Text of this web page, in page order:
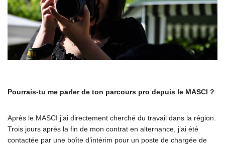
Pourrais-tu me parler de ton parcours pro depuis le MASCI ?
Après le MASCI j’ai directement cherché du travail dans la région.
Trois jours après la fin de mon contrat en alternance, j’ai été
contactée par une boîte d’intérim pour un poste de chargée de